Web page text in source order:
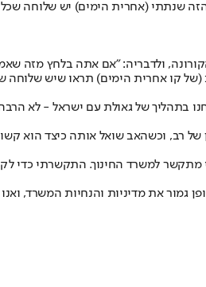
(אחרית הימים) יש שלוחה שכל כולה
ולדבריה: "אם אתה בלחץ מזה
קו אחרית הימים) תראו שיש שלוחה
בתהליך של גאולת עם ישראל - לא
וכשהאב שואל אותה כיצד הוא קשור
למשרד החינוך. התקשרתי כדי
גמור את מדיניות והנחיות המשרד,